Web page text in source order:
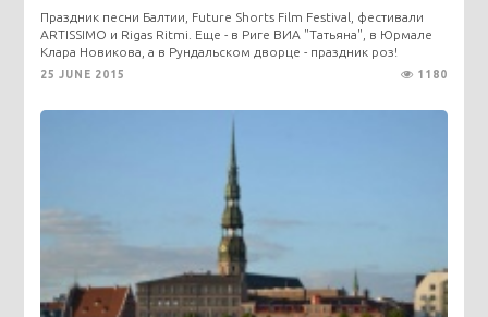
Праздник песни Балтии, Future Shorts Film Festival, фестивали
ARTISSIMO и Rigas Ritmi. Еще - в Риге ВИА "Татьяна", в Юрмале
Клара Новикова, а в Рундальском дворце - праздник роз!
25 JUNE 2015 1180